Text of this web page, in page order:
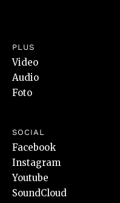
PLUS
Video
Audio
Foto
SOCIAL
Facebook
Instagram
Youtube
SoundCloud